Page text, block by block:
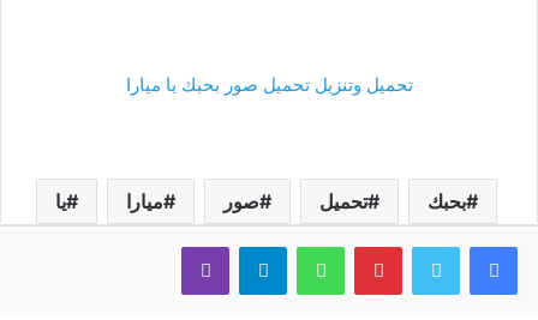
تحميل وتنزيل تحميل صور بحبك يا ميارا
بحبك تحميل صور ميارا يا
فيسبوك تويتر بينتيريستواتساب تيلقرام ڤايبر